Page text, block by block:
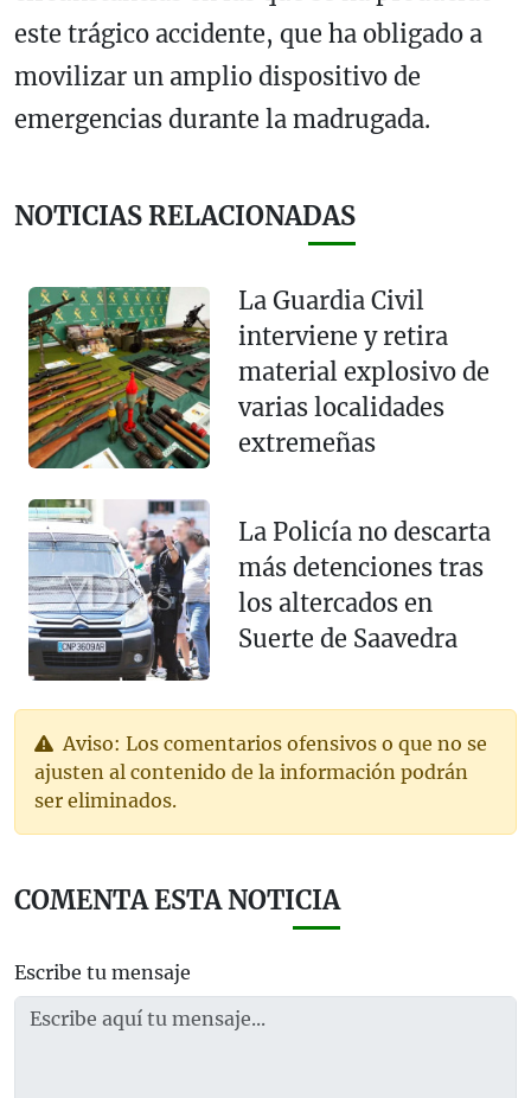
este trágico accidente, que ha obligado a
movilizar un amplio dispositivo de
emergencias durante la madrugada.
NOTICIAS RELACIONADAS
La Guardia Civil
interviene y retira
material explosivo de
varias localidades
extremeñas
La Policía no descarta
más detenciones tras
los altercados en
Suerte de Saavedra
Aviso: Los comentarios ofensivos o que no se
ajusten al contenido de la información podrán
ser eliminados.
COMENTA ESTA NOTICIA
Escribe tu mensaje